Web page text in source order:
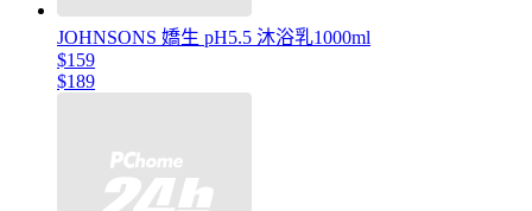
JOHNSONS 嬌生 pH5.5 沐浴乳1000ml
$159
$189